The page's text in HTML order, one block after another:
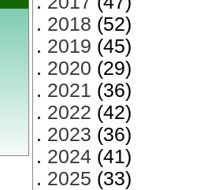
. 2018 (52)
. 2019 (45)
. 2020 (29)
. 2021 (36)
. 2022 (42)
. 2023 (36)
. 2024 (41)
. 2025 (33)